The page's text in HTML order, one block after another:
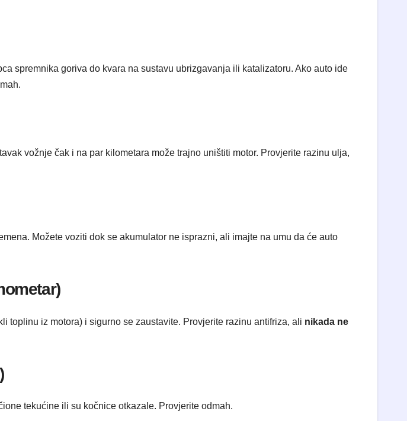
spremnika goriva do kvara na sustavu ubrizgavanja ili katalizatoru. Ako auto ide
vožnje čak i na par kilometara može trajno uništiti motor. Provjerite razinu ulja,
Možete voziti dok se akumulator ne isprazni, ali imajte na umu da će auto
toplinu iz motora) i sigurno se zaustavite. Provjerite razinu antifriza, ali nikada ne
tekućine ili su kočnice otkazale. Provjerite odmah.